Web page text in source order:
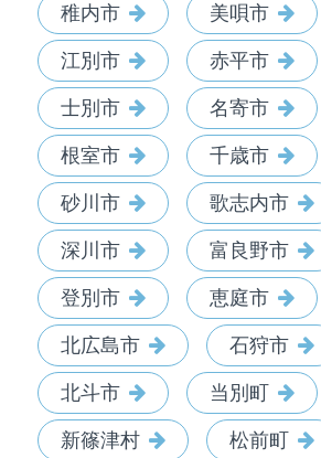
稚内市 美唄市
江別市 赤平市
士別市 名寄市
根室市 千歳市
砂川市 歌志内市
深川市 富良野市
登別市 恵庭市
北広島市 石狩市
北斗市 当別町
新篠津村 松前町